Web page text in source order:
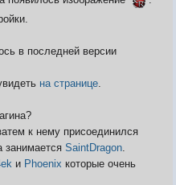
в последней версии
на странице
к нему присоединился
занимаетсяSaintDragon
и Phoenix которые очень